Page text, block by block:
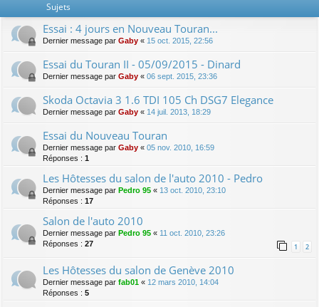
Sujets
Essai : 4 jours en Nouveau Touran...
Dernier message par Gaby « 15 oct. 2015, 22:56
Essai du Touran II - 05/09/2015 - Dinard
Dernier message par Gaby « 06 sept. 2015, 23:36
Skoda Octavia 3 1.6 TDI 105 Ch DSG7 Elegance
Dernier message par Gaby « 14 juil. 2013, 18:29
Essai du Nouveau Touran
Dernier message par Gaby « 05 nov. 2010, 16:59
Réponses : 1
Les Hôtesses du salon de l'auto 2010 - Pedro
Dernier message par Pedro 95 « 13 oct. 2010, 23:10
Réponses : 17
Salon de l'auto 2010
Dernier message par Pedro 95 « 11 oct. 2010, 23:26
Réponses : 27 1 2
Les Hôtesses du salon de Genève 2010
Dernier message par fab01 « 12 mars 2010, 14:04
Réponses : 5